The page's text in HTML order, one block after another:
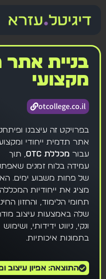
בניית
מקצועי
otcollege.co.il
בפרויקט זה עיצבנו
אתר תדמית ייחודי
עבור מכללת OTC
, תוך
עמידה בלוח זמנים
של פחות משבוע ימים.
מציג את ייחודיות המכללה,
תחומי הלימוד, והחזון
שלה באמצעות עיצוב
ונקי, ניווט ידידותי, ושימוש
בתמונות איכותיות.
התוצאה: אפיון עיצוב